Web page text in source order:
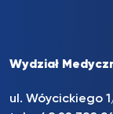
Wydział
ul. Wóycickiego